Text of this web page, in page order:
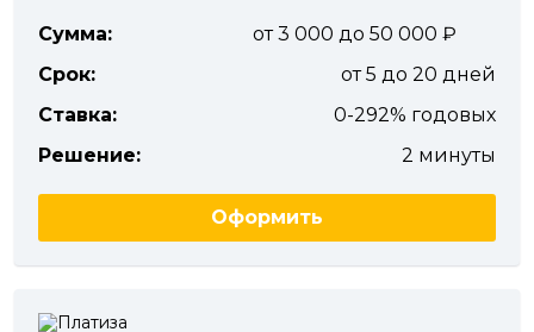
Сумма:
от 3 000 до 50 000
Срок:
от 5 до 20 дней
Ставка:
0-292% годовых
Решение:
2 минуты
Оформить